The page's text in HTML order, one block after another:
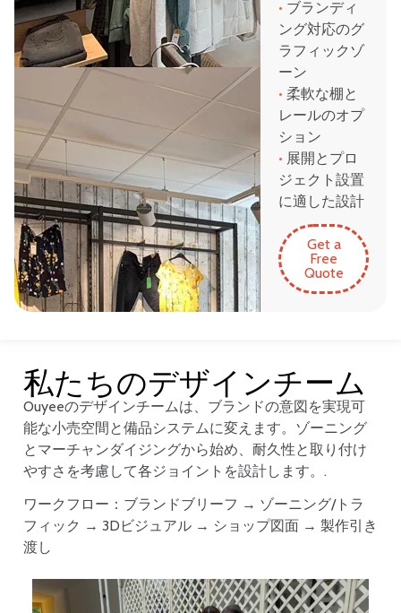
• ブランディ
ング対応のグ
ラフィックゾ
ーン
• 柔軟な棚と
レールのオプ
ション
• 展開とプロ
ジェクト設置
に適した設計
Get a
Free
Quote
私たちのデザインチーム
Ouyeeのデザインチームは、ブランドの意図を実現可
能な小売空間と備品システムに変えます。ゾーニング
とマーチャンダイジングから始め、耐久性と取り付け
やすさを考慮して各ジョイントを設計します。.
ワークフロー：ブランドブリーフ → ゾーニング/トラ
フィック → 3Dビジュアル → ショップ図面 → 製作引き
渡し